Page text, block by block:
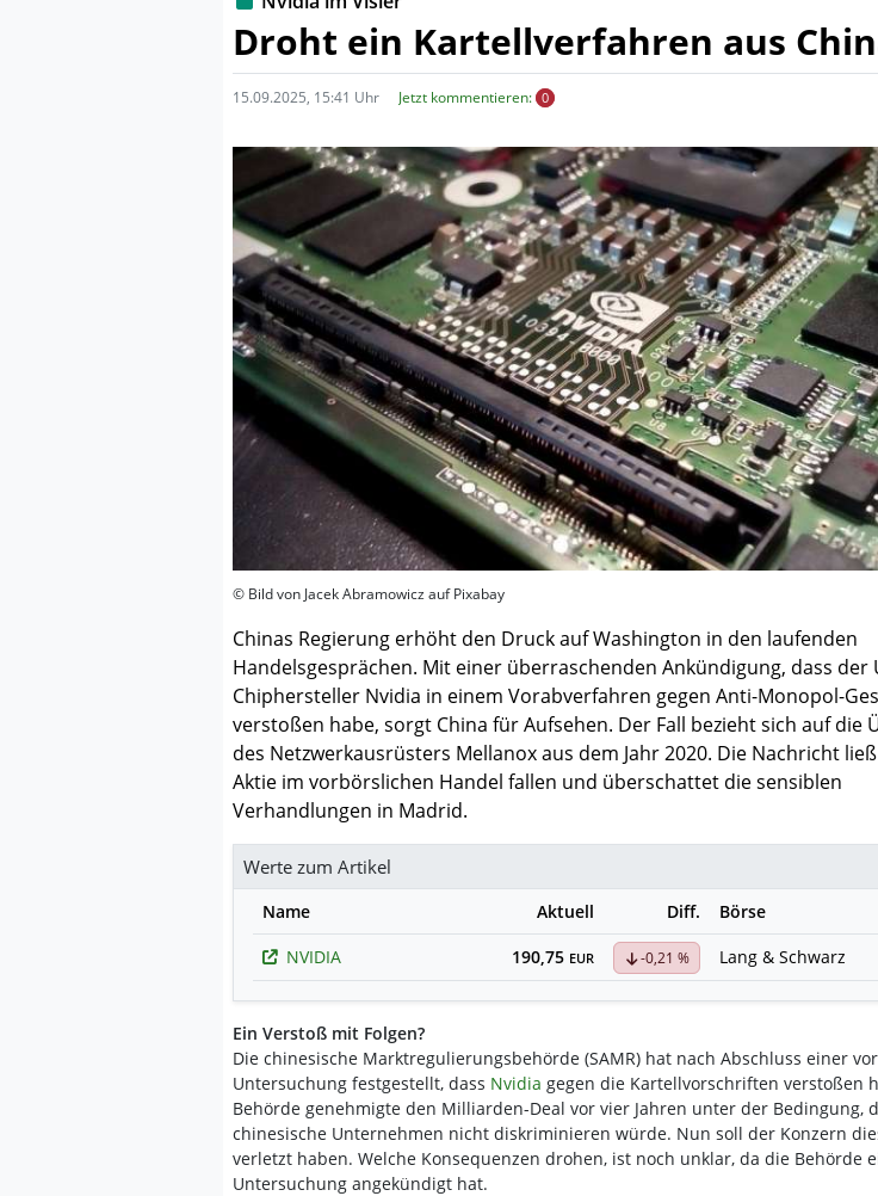
Droht ein Kartellverfahren aus
15.09.2025, 15:41 Uhr Jetzt kommentieren: 0
© Bild von Jacek Abramowicz auf Pixabay
Chinas Regierung erhöht den Druck auf Washington in den laufenden
Handelsgesprächen. Mit einer überraschenden Ankündigung, dass der
Chiphersteller Nvidia in einem Vorabverfahren gegen Anti-Monopol-
verstoßen habe, sorgt China für Aufsehen. Der Fall bezieht sich auf die
des Netzwerkausrüsters Mellanox aus dem Jahr 2020. Die Nachricht
Aktie im vorbörslichen Handel fallen und überschattet die sensiblen
Verhandlungen in Madrid.
Werte zum Artikel
Name Aktuell Diff.
Börse
NVIDIA
190,75 EUR -0,21 % Lang & Schwarz
Ein Verstoß mit Folgen?
Die chinesische Marktregulierungsbehörde (SAMR) hat nach Abschluss einer
Untersuchung festgestellt, dass Nvidia gegen die Kartellvorschriften verstoßen
Behörde genehmigte den Milliarden-Deal vor vier Jahren unter der Bedingung,
chinesische Unternehmen nicht diskriminieren würde. Nun soll der Konzern
verletzt haben. Welche Konsequenzen drohen, ist noch unklar, da die Behörde
Untersuchung angekündigt hat.